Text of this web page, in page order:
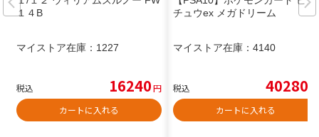
１４B
マイストア在庫： 1227
税込 16240円
カートに入れる
チュウex メガドリーム
マイストア在庫： 4140
税込 40280
カートに入れる